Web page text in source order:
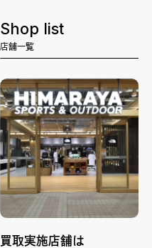
Shop list
店舗一覧
買取実施店舗は